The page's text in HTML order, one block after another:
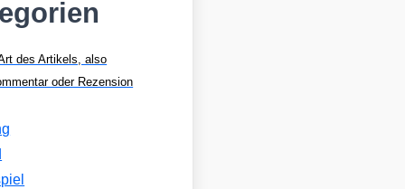
des Artikels, also
oder Rezension